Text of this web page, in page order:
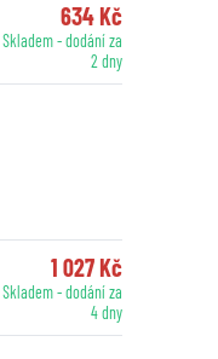
634 Kč
Skladem - dodání za
2 dny
1 027 Kč
Skladem - dodání za
4 dny